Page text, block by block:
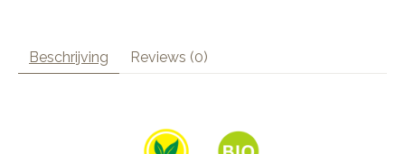
Beschrijving Reviews (0)